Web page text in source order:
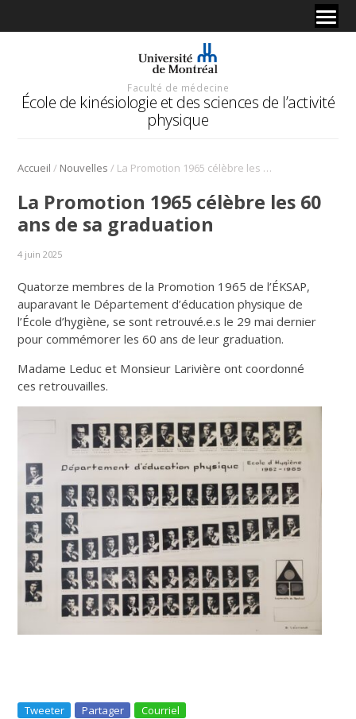
Faculté de médecine
École de kinésiologie et des sciences de l’activité
physique
Accueil / Nouvelles / La Promotion 1965 célèbre les 60 ans de sa graduation
La Promotion 1965 célèbre les 60
ans de sa graduation
4 juin 2025
Quatorze membres de la Promotion 1965 de l’ÉKSAP,
auparavant le Département d’éducation physique de
l’École d’hygiène, se sont retrouvé.e.s le 29 mai dernier
pour commémorer les 60 ans de leur graduation.
Madame Leduc et Monsieur Larivière ont coordonné
ces retrouvailles.
Tweeter Partager Courriel